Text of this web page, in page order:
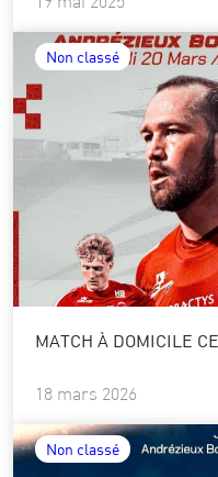
Non classé
MATCH À DOMICILE
18 mars 2026
Non classé